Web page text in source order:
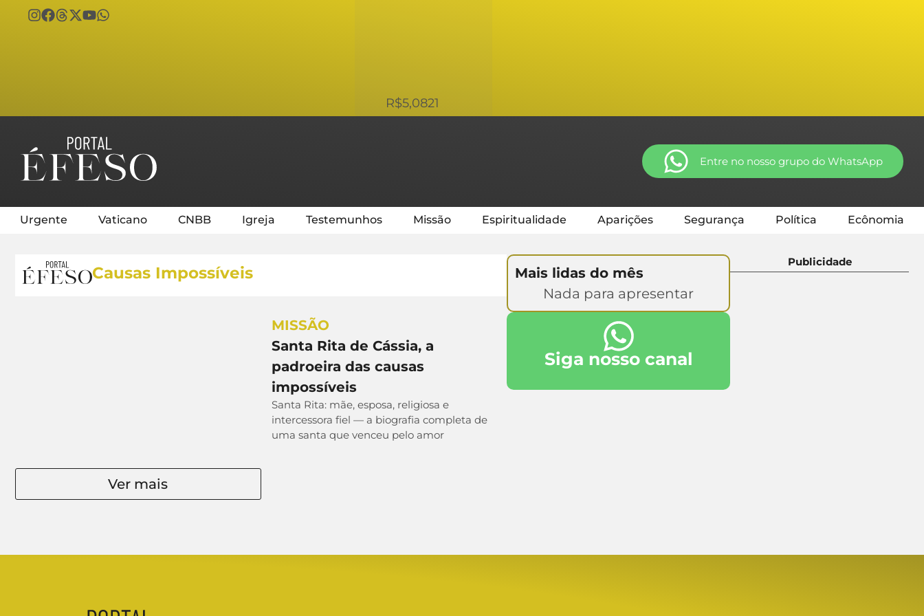
R$5,0821
Entre no nosso grupo do WhatsApp
Urgente Vaticano CNBB Igreja Testemunhos Missão Espiritualidade Aparições Segurança Política Ecônomia
Causas Impossíveis
MISSÃO
Santa Rita de Cássia, a
padroeira das causas
impossíveis
Santa Rita: mãe, esposa, religiosa e
intercessora fiel — a biografia completa de
uma santa que venceu pelo amor
Ver mais
Mais lidas do mês
Nada para apresentar
Siga nosso canal
Publicidade